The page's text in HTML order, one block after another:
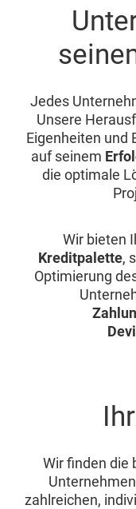
Jedes
Unsere
Eigenheiten und
auf seinem
die optimale
Wir bieten
Kreditpalette,
Optimierung
Wir finden die
zahlreichen,